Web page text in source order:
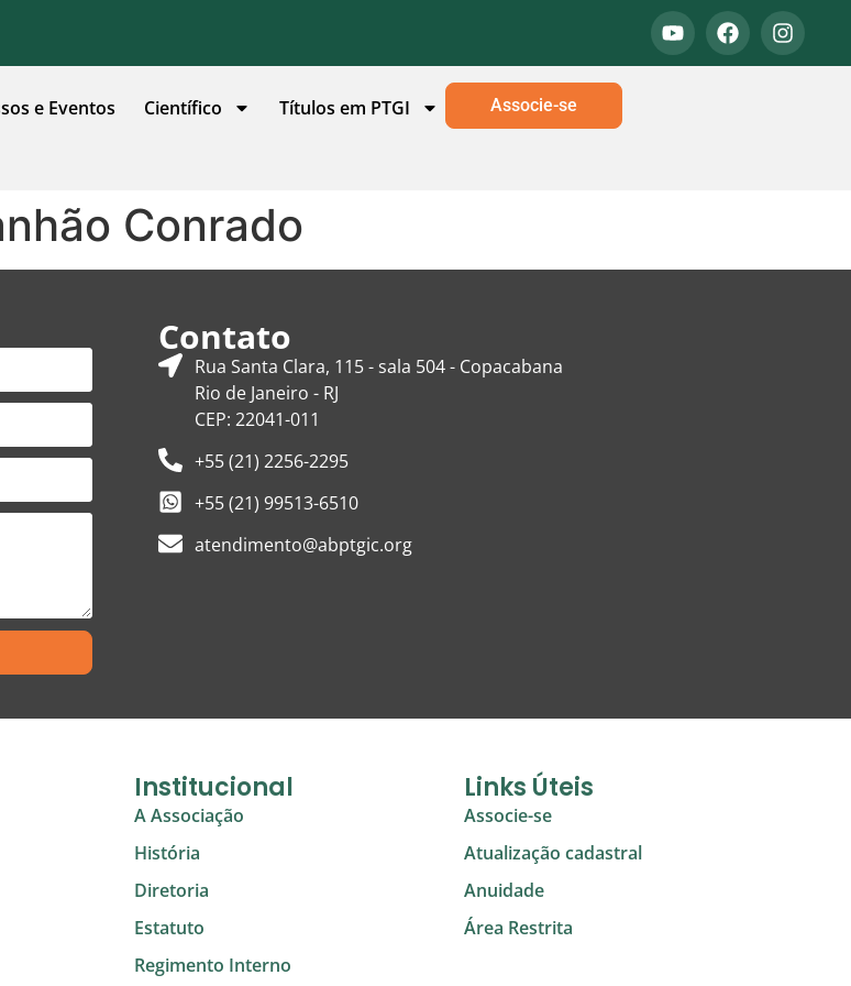
e Eventos Científico Títulos em PTGI Associe-se
Conrado
Contato
Rua Santa Clara, 115 - sala 504 - Copacabana
Rio de Janeiro - RJ
CEP: 22041-011
+55 (21) 2256-2295
+55 (21) 99513-6510
atendimento@abptgic.org
Institucional
A Associação
História
Diretoria
Estatuto
Regimento Interno
Links Úteis
Associe-se
Atualização cadastral
Anuidade
Área Restrita